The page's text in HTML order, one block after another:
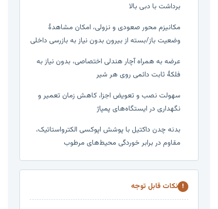
برداشت با دبی بالا
مکانیزم محور صعودی و نزولی، امکان مشاهدهٔ
وضعیت باز/بسته از بیرون بدون نیاز به بازرسی داخلی
عرضه به همراه آچار هندلی اختصاصی، بدون نیاز به
فلکهٔ ثابت دائمی روی هر شیر
سهولت نصب و تعویض اجزا، کاهش زمان تعمیر و
نگهداری در ایستگاه‌های پمپاژ
بدنه چدن داکتیل با پوشش اپوکسی الکترواستاتیک،
مقاوم در برابر خوردگی محیط‌های مرطوب
! نکات قابل توجه